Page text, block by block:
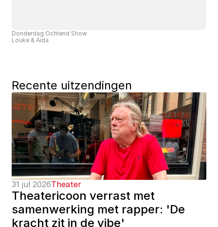
Donderdag Ochtend Show
Louke & Aida
Recente uitzendingen
31 jul 2026Theater
Theatericoon verrast met
samenwerking met rapper: 'De
kracht zit in de vibe'